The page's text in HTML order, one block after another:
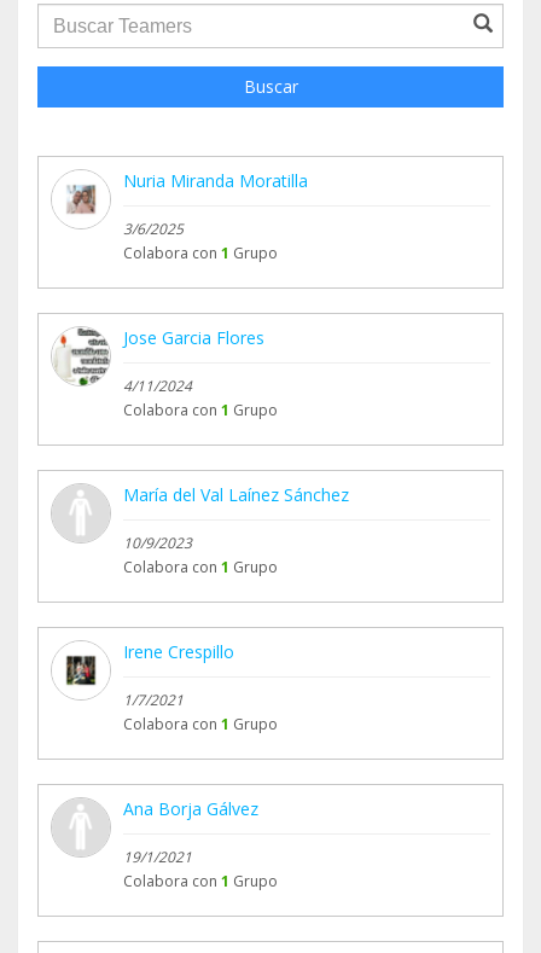
groupProfile.searchForm.search.text???
Buscar
Nuria Miranda Moratilla
3/6/2025
Colabora con 1 Grupo
Jose Garcia Flores
4/11/2024
Colabora con 1 Grupo
María del Val Laínez Sánchez
10/9/2023
Colabora con 1 Grupo
Irene Crespillo
1/7/2021
Colabora con 1 Grupo
Ana Borja Gálvez
19/1/2021
Colabora con 1 Grupo